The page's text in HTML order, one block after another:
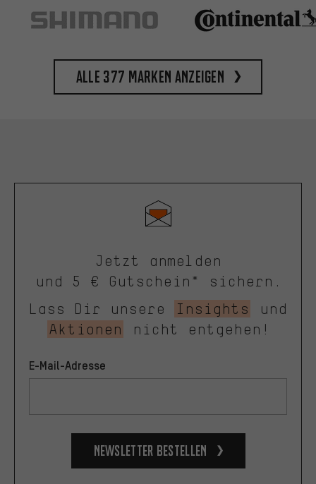
Alle 377 Marken anzeigen
Jetzt anmelden
und 5 € Gutschein* sichern.
Lass Dir unsere
Insights
und
Aktionen
nicht entgehen!
E-Mail-Adresse
Newsletter bestellen